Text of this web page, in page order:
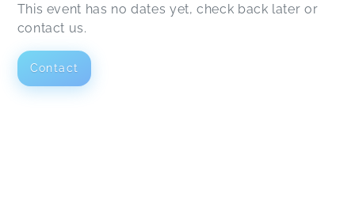
This event has no dates yet, check back later or
contact us.
Contact